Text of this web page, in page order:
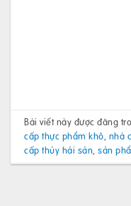
Bài viết này được đăng
cấp thực phẩm khô, nhà
cấp thủy hải sản,sản